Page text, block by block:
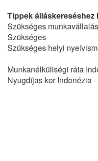
Tippek
Szükséges
Szükséges
Szükséges helyi
Munkanélküliségi ráta
Nyugdíjas kor Indonézia -